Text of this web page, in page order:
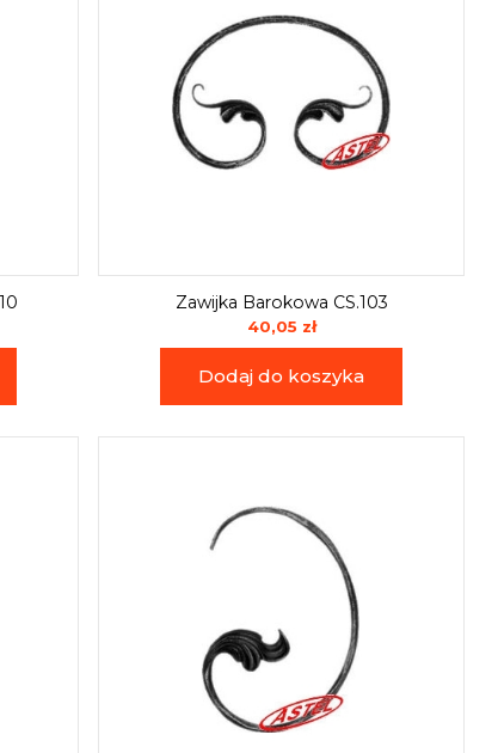
Zawijka Barokowa CS.103
40,05 zł
Dodaj do koszyka